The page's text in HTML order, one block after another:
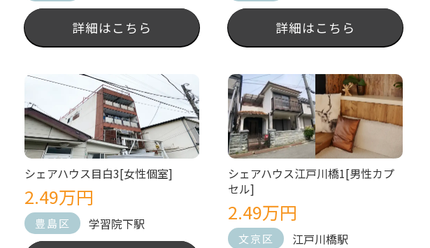
詳細はこちら 詳細はこちら
シェアハウス目白3[女性個室]
2.49万円
豊島区 学習院下駅
シェアハウス江戸川橋1[男性カプ
セル]
2.49万円
文京区 江戸川橋駅